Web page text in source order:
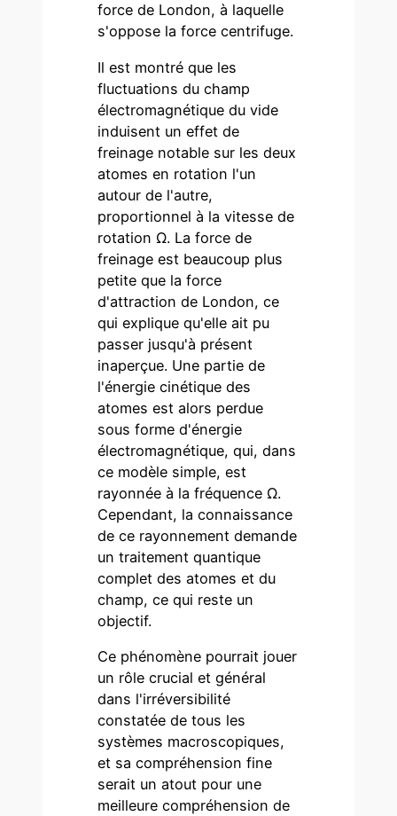
force de London, à laquelle
s'oppose la force centrifuge.
Il est montré que les
fluctuations du champ
électromagnétique du vide
induisent un effet de
freinage notable sur les deux
atomes en rotation l'un
autour de l'autre,
proportionnel à la vitesse de
rotation Ω. La force de
freinage est beaucoup plus
petite que la force
d'attraction de London, ce
qui explique qu'elle ait pu
passer jusqu'à présent
inaperçue. Une partie de
l'énergie cinétique des
atomes est alors perdue
sous forme d'énergie
électromagnétique, qui, dans
ce modèle simple, est
rayonnée à la fréquence Ω.
Cependant, la connaissance
de ce rayonnement demande
un traitement quantique
complet des atomes et du
champ, ce qui reste un
objectif.
Ce phénomène pourrait jouer
un rôle crucial et général
dans l'irréversibilité
constatée de tous les
systèmes macroscopiques,
et sa compréhension fine
serait un atout pour une
meilleure compréhension de